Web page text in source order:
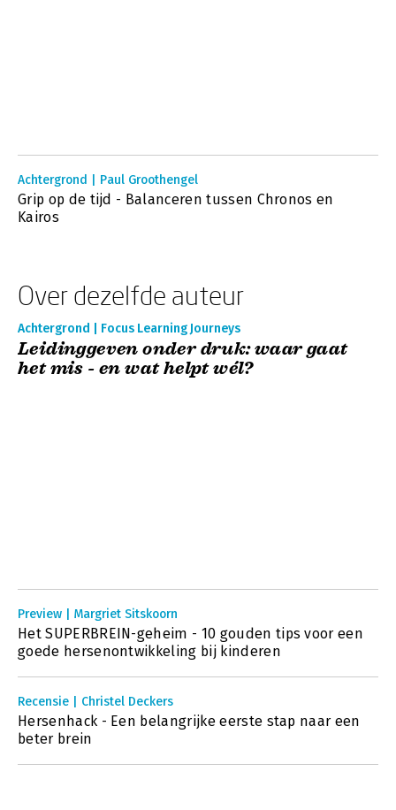
Achtergrond | Paul Groothengel
Grip op de tijd - Balanceren tussen Chronos en
Kairos
Over dezelfde auteur
Achtergrond | Focus Learning Journeys
Leidinggeven onder druk: waar gaat
het mis - en wat helpt wél?
Preview | Margriet Sitskoorn
Het SUPERBREIN-geheim - 10 gouden tips voor een
goede hersenontwikkeling bij kinderen
Recensie | Christel Deckers
Hersenhack - Een belangrijke eerste stap naar een
beter brein